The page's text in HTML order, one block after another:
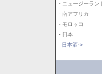
- ニュージーラン
- 南アフリカ
- モロッコ
- 日本
日本酒->